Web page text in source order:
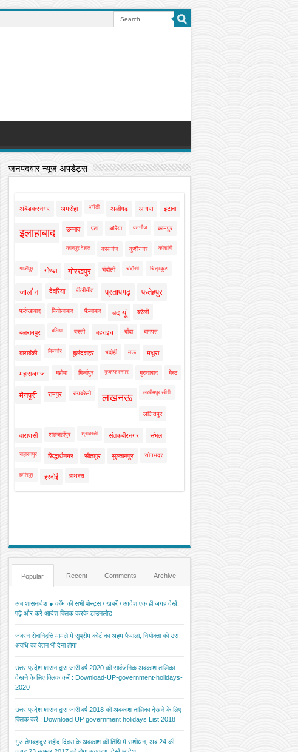
जनपदवार न्यूज़ अपडेट्स
अंबेडकरनगर अमरोहा अमेठी अलीगढ़ आगरा इटावा
इलाहाबाद उन्नाव एटा औरैया कन्नौज कानपुर
कानपुर देहात कासगंज कुशीनगर कौशांबी
गाजीपुर गोण्डा गोरखपुर चंदौली चंदौसी चित्रकूट
जालौन देवरिया पीलीभीत प्रतापगढ़ फतेहपुर
फर्रुखाबाद फिरोजाबाद फैजाबाद बदायूं बरेली
बलरामपुर बलिया बस्ती बहराइच बाँदा बागपत
बाराबंकी बिजनौर बुलंदशहर भदोही मऊ मथुरा
महाराजगंज महोबा मिर्जापुर मुजफ्फरनगर मुरादाबाद मेरठ
मैनपुरी रामपुर रायबरेली लखनऊ लखीमपुर खीरी
ललितपुर
वाराणसी शाहजहाँपुर श्रावस्ती संतकबीरनगर संभल
सहारनपुर सिद्धार्थनगर सीतापुर सुल्तानपुर सोनभद्र
हमीरपुर हरदोई हाथरस
Popular Recent Comments Archive
अब शासनादेश ● कॉम की सभी पोस्ट्स / खबरें / आदेश एक ही जगह देखें,
पढ़ें और करें आदेश क्लिक करके डाउनलोड
जबरन सेवानिवृत्ति मामले में सुप्रीम कोर्ट का अहम फैसला, नियोक्ता को उस
अवधि का वेतन भी देना होगा
उत्तर प्रदेश शासन द्वारा जारी वर्ष 2020 की सार्वजनिक अवकाश तालिका
देखने के लिए क्लिक करें : Download-UP-government-holidays-
2020
उत्तर प्रदेश शासन द्वारा जारी वर्ष 2018 की अवकाश तालिका देखने के लिए
क्लिक करें : Download UP government holidays List 2018
गुरु तेगबहादुर शहीद दिवस के अवकाश की तिथि में संशोधन, अब 24 की